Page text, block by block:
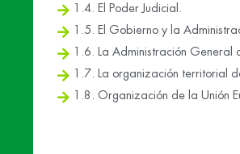
1.4. El Poder Judicial.
1.5. El Gobierno y la
1.6. La Administración General
1.7. La organización territorial
1.8. Organización de la Unión